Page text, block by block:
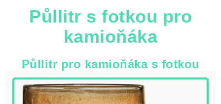
Půllitr s fotkou pro
kamioňáka
Půllitr pro kamioňáka s fotkou